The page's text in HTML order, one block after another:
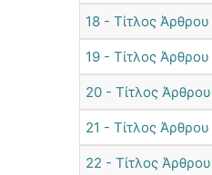
18 - Τίτλος Άρθρου
19 - Τίτλος Άρθρου
20 - Τίτλος Άρθρου
21 - Τίτλος Άρθρου
22 - Τίτλος Άρθρου